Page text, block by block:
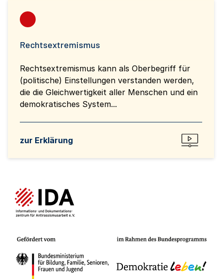
Rechtsextremismus
Rechtsextremismus kann als Oberbegriff für
(politische) Einstellungen verstanden werden,
die die Gleichwertigkeit aller Menschen und ein
demokratisches System...
zur Erklärung